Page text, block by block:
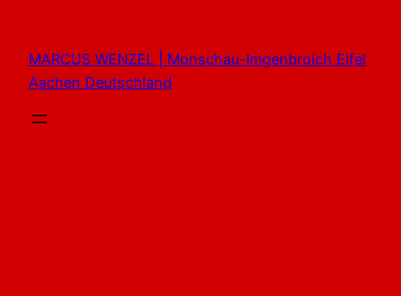
springen
MARCUS WENZEL | Monschau-Imgenbroich Eifel
Aachen Deutschland